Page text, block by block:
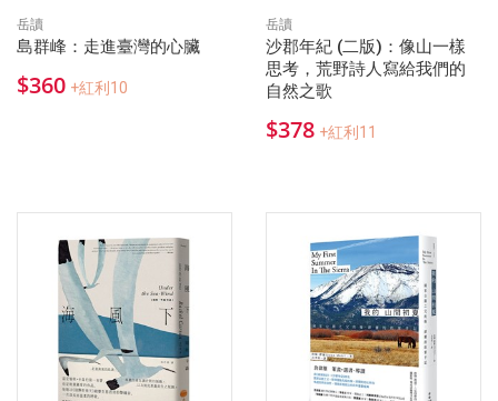
岳讀
島群峰：走進臺灣的心臟
$360 +紅利10
岳讀
沙郡年紀 (二版)：像山一樣
思考，荒野詩人寫給我們的
自然之歌
$378 +紅利11